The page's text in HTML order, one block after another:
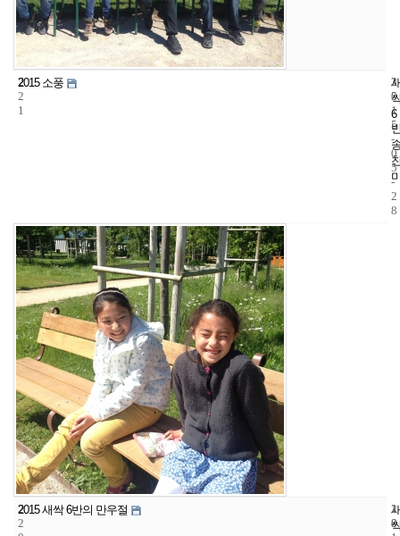
2
2
1
2015 소풍
6
3
5
2
0
1
5
-
0
5
-
2
8
2
2
2015 새싹 6반의 만우절
1
8
2
0